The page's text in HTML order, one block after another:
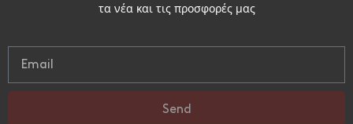
τα νέα και τις προσφορές μας
Send